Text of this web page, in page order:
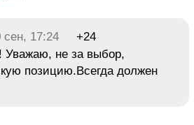
сен, 17:24
+24
Уважаю, не за выбор,
позицию.Всегда должен